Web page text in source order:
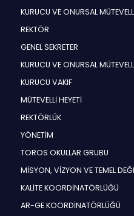
KURUCU VE ONURSAL
REKTÖR
GENEL SEKRETER
KURUCU VE ONURSAL
KURUCU VAKIF
MÜTEVELLİ HEYETİ
REKTÖRLÜK
YÖNETİM
TOROS OKULLAR GRUBU
MİSYON, VİZYON VE TEMEL
KALİTE KOORDİNATÖRLÜĞÜ
AR-GE KOORDİNATÖRLÜĞÜ